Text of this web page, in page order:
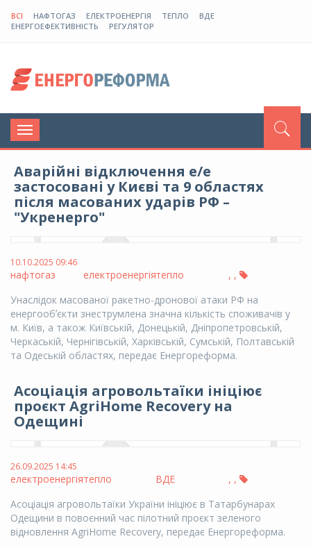
ВСІ НАФТОГАЗ ЕЛЕКТРОЕНЕРГІЯ ТЕПЛО
ВДЕ
ЕНЕРГОЕФЕКТИВНІСТЬ
РЕГУЛЯТОР
Toggle
navigation
Аварійні відключення е/е
застосовані у Києві та 9 областях
після масованих ударів РФ –
"Укренерго"
10.10.2025 09:46
нафтогаз ,
електроенергія ,
тепло
Унаслідок масованої ракетно-дронової атаки РФ на
енергообʼєкти знеструмлена значна кількість споживачів у
м. Київ, а також Київській, Донецькій, Дніпропетровській,
Черкаській, Чернігівській, Харківській, Сумській, Полтавській
та Одеській областях, передає Енергореформа.
Асоціація агровольтаїки ініціює
проєкт AgriHome Recovery на
Одещині
26.09.2025 14:45
електроенергія ,
тепло ,
ВДЕ
Асоціація агровольтаїки України ініціює в Татарбунарах
Одещини в повоєнний час пілотний проєкт зеленого
відновлення AgriHome Recovery, передає Енергореформа.